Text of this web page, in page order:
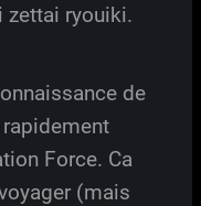
zettai ryouiki.
de
Force. Ca
(mais